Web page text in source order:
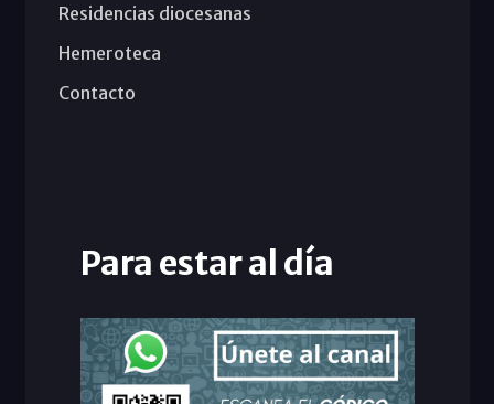
Residencias diocesanas
Hemeroteca
Contacto
Para estar al día